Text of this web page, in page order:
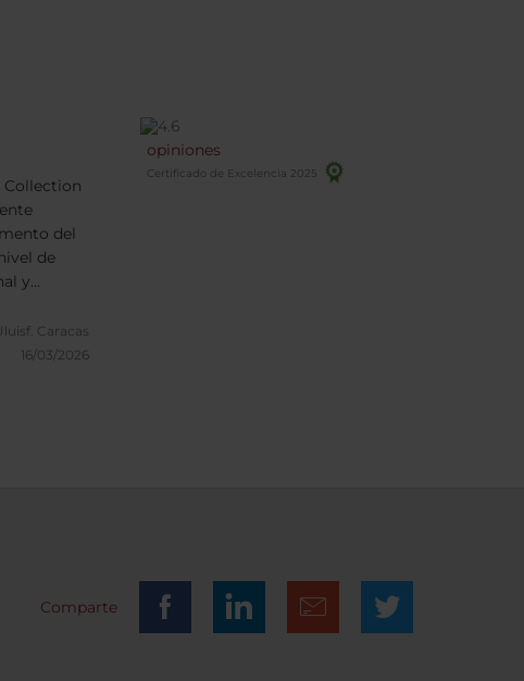
Collection
del
de
y
el
a
sea
es su
Caracas
16/03/2026
opiniones
Certificado de Excelencia 2025
Comparte